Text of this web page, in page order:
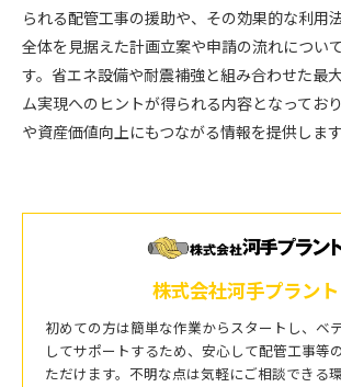
られる配管工事の援助や、その効果的な利用
全体を見据えた計画立案や申請の流れについ
す。省エネ設備や耐震補強と組み合わせた最
ム実現へのヒントが得られる内容となってお
や資産価値向上にもつながる情報を提供します
株式会社河手プラント
初めての方は簡単な作業からスタートし、ベ
してサポートするため、安心して配管工事等
ただけます。不明な点は気軽にご相談できる